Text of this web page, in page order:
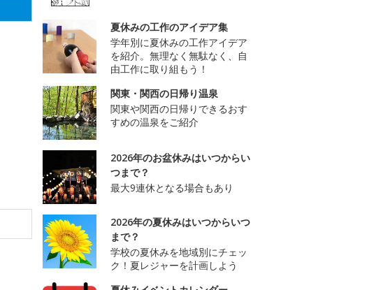
夏休みの工作のアイデア集
学年別に夏休みの工作アイデア
を紹介。無理なく無駄なく、自
由工作に取り組もう！
関東・関西の日帰り温泉
関東や関西の日帰りできるおす
すめの温泉をご紹介
2026年のお盆休みはいつからい
つまで？
最大9連休となる場合もあり
2026年の夏休みはいつからいつ
まで？
学校の夏休みを地域別にチェッ
ク！夏レジャーを計画しよう